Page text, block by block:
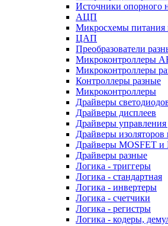
Источники
АЦП
Микросхемы питания
ЦАП
Преобразователи
Микроконтроллеры
Микроконтроллеры
Контроллеры разные
Микроконтроллеры
Драйверы
Драйверы дисплеев
Драйверы управления
Драйверы
Драйверы MOSFET и
Драйверы разные
Логика - триггеры
Логика - стандартная
Логика - инвертеры
Логика - счетчики
Логика - регистры
Логика - кодеры,